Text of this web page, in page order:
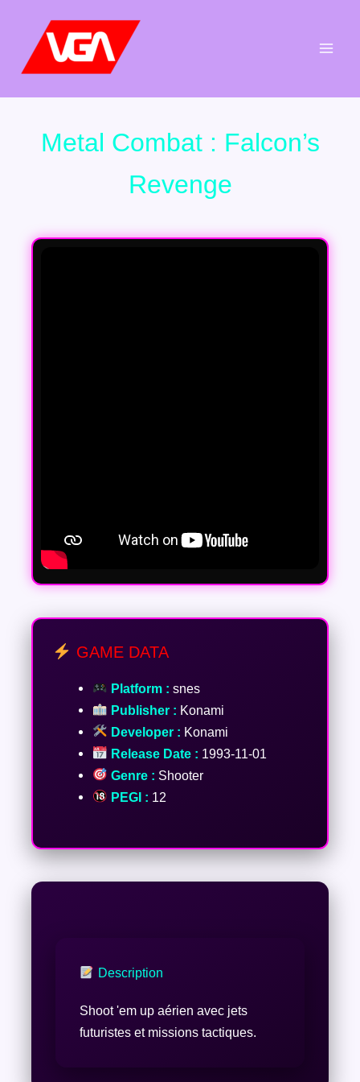
contenu
Metal Combat : Falcon’s
Revenge
GAME DATA
Platform : snes
Publisher : Konami
Developer : Konami
Release Date : 1993-11-01
Genre : Shooter
PEGI : 12
Description
Shoot 'em up aérien avec jets
futuristes et missions tactiques.